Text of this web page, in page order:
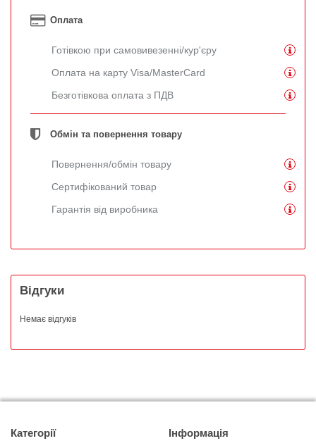
Оплата
Готівкою при самовивезенні/кур'єру
Оплата на карту Visa/MasterCard
Безготівкова оплата з ПДВ
Обмін та повернення товару
Повернення/обмін товару
Сертифікований товар
Гарантія від виробника
Відгуки
Немає відгуків
Категорії Інформація